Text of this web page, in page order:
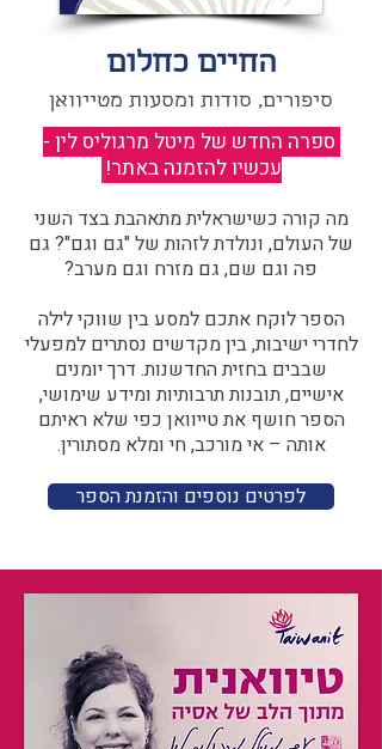
החיים כחלום
סיפורים, סודות ומסעות מטייוואן
ספרה החדש של מיטל מרגוליס לין -
עכשיו להזמנה באתר!
מה קורה כשישראלית מתאהבת בצד השני
של העולם, ונולדת לזהות של "גם וגם"? גם
פה וגם שם, גם מזרח וגם מערב?​​
הספר לוקח אתכם למסע בין שווקי לילה
לחדרי ישיבות, בין מקדשים נסתרים למפעלי
שבבים בחזית החדשנות. דרך יומנים
אישיים, תובנות תרבותיות ומידע שימושי,
הספר חושף את טייוואן כפי שלא ראיתם
אותה – אי מורכב, חי ומלא מסתורין.
לפרטים נוספים והזמנת הספר